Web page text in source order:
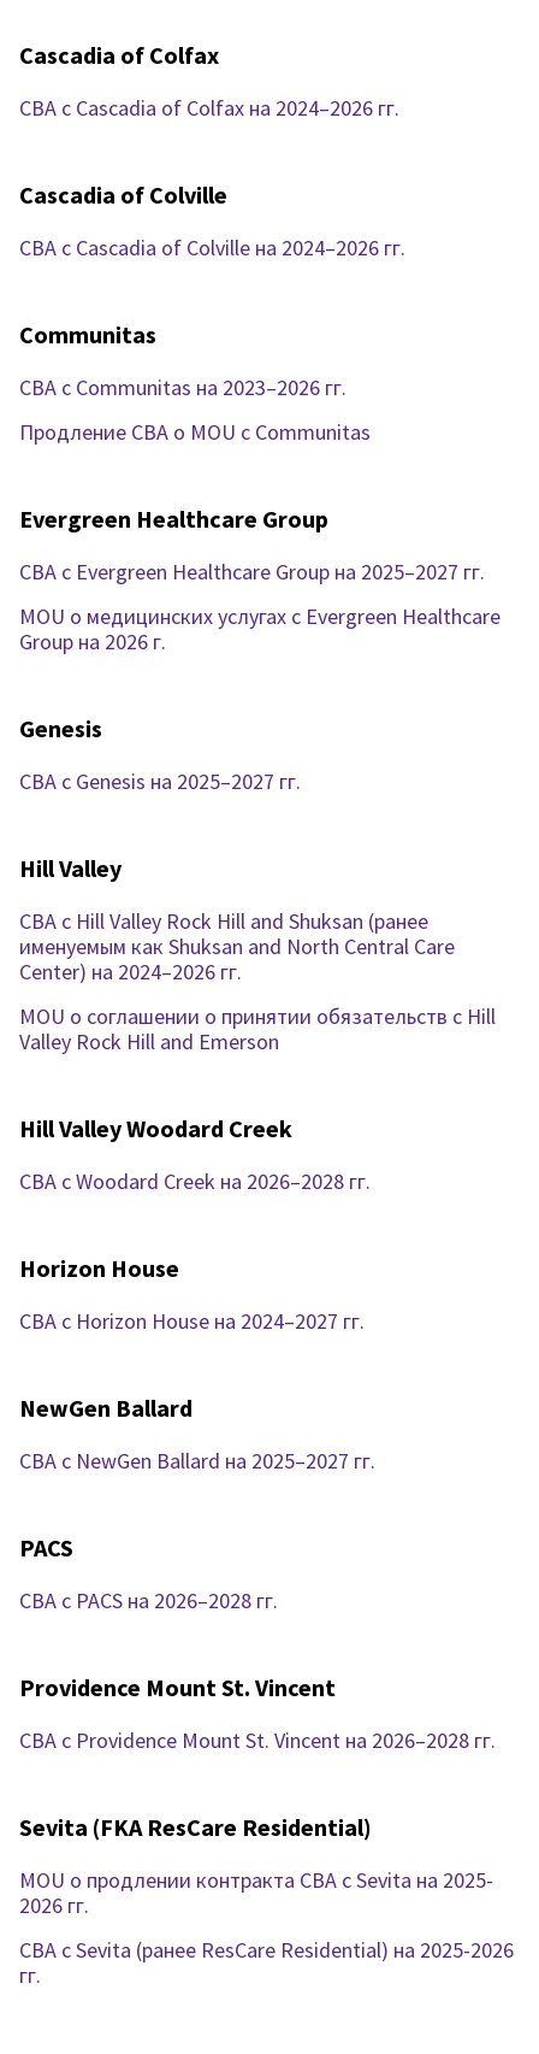
Cascadia of Colfax
CBA с Cascadia of Colfax на 2024–2026 гг.
Cascadia of Colville
CBA с Cascadia of Colville на 2024–2026 гг.
Communitas
CBA с Communitas на 2023–2026 гг.
Продление CBA о MOU с Communitas
Evergreen Healthcare Group
CBA с Evergreen Healthcare Group на 2025–2027 гг.
MOU о медицинских услугах с Evergreen Healthcare
Group на 2026 г.
Genesis
CBA с Genesis на 2025–2027 гг.
Hill Valley
CBA c Hill Valley Rock Hill and Shuksan (ранее
именуемым как Shuksan and North Central Care
Center) на 2024–2026 гг.
MOU о соглашении о принятии обязательств с Hill
Valley Rock Hill and Emerson
Hill Valley Woodard Creek
CBA c Woodard Creek на 2026–2028 гг.
Horizon House
CBA с Horizon House на 2024–2027 гг.
NewGen Ballard
CBA с NewGen Ballard на 2025–2027 гг.
PACS
CBA с PACS на 2026–2028 гг.
Providence Mount St. Vincent
CBA с Providence Mount St. Vincent на 2026–2028 гг.
Sevita (FKA ResCare Residential)
MOU о продлении контракта CBA с Sevita на 2025-
2026 гг.
CBA с Sevita (ранее ResCare Residential) на 2025-2026
гг.